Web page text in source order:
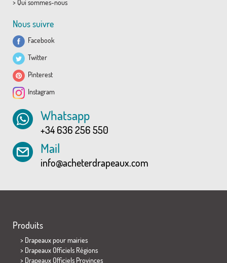
> Qui sommes-nous
Nous suivre
Facebook
Twitter
Pinterest
Instagram
Whatsapp
+34 636 256 550
Mail
info@acheterdrapeaux.com
Produits
> Drapeaux pour mairies
> Drapeaux Officiels Régions
> Drapeaux Officiels Provinces